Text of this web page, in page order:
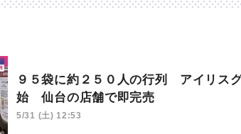
９５袋に約２５０人の行列 アイリス
始 仙台の店舗で即完売
5/31 (土) 12:53